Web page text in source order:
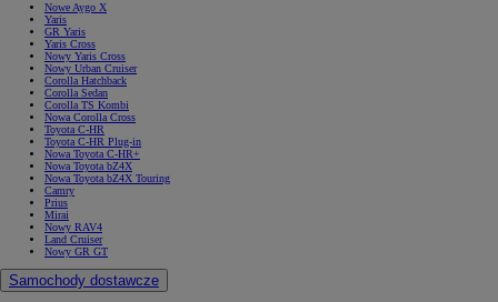
Nowe Aygo X
Yaris
GR Yaris
Yaris Cross
Nowy Yaris Cross
Nowy Urban Cruiser
Corolla Hatchback
Corolla Sedan
Corolla TS Kombi
Nowa Corolla Cross
Toyota C-HR
Toyota C-HR Plug-in
Nowa Toyota C-HR+
Nowa Toyota bZ4X
Nowa Toyota bZ4X Touring
Camry
Prius
Mirai
Nowy RAV4
Land Cruiser
Nowy GR GT
Samochody dostawcze